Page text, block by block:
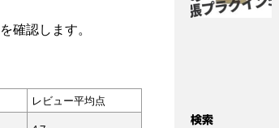
確認します。
レビュー平均点
検索